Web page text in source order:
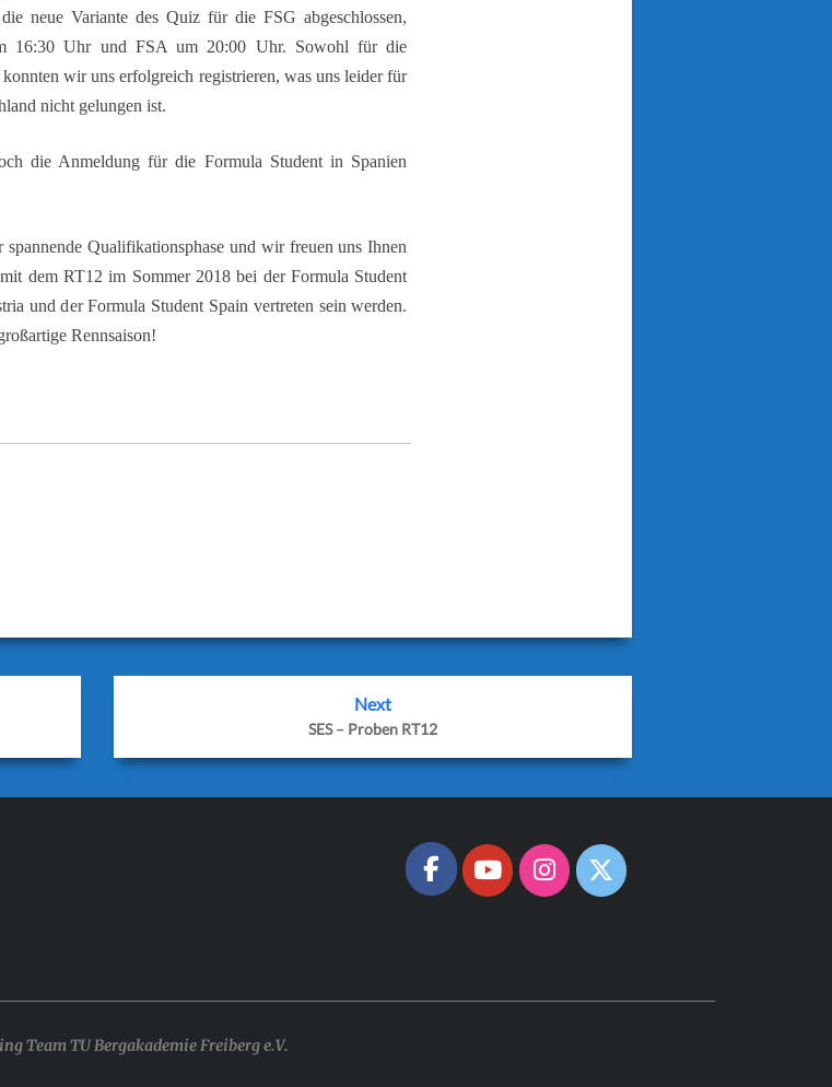
neue Variante des Quiz für die FSG abgeschlossen,
16:30 Uhr und FSA um 20:00 Uhr. Sowohl für die
wir uns erfolgreich registrieren, was uns leider für
nicht gelungen ist.
die Anmeldung für die Formula Student in Spanien
Qualifikationsphase und wir freuen uns Ihnen
dem RT12 im Sommer 2018 bei der Formula Student
und der Formula Student Spain vertreten sein werden.
Rennsaison!
Next
SES – Proben RT12
Team TU Bergakademie Freiberg e.V.